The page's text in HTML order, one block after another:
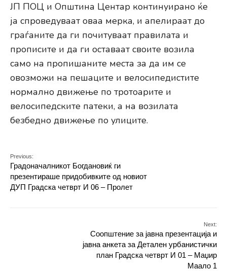
ЈП ПОЦ и Општина Центар континуирано ќе
ја спроведуваат оваа мерка, и апелираат до
граѓаните да ги почитуваат правилата и
прописите и да ги оставаат своите возила
само на пропишаните места за да им се
овозможи на пешаците и велосипедистите
нормално движење по тротоарите и
велосипедските патеки, а на возилата
безбедно движење по улиците.
Previous:
Градоначалникот Богдановиќ ги
презентираше придобивките од новиот
ДУП Градска четврт И 06 – Пролет
Next:
Соопштение за јавна презентација и
јавна анкета за Детален урбанистички
план Градска четврт И 01 – Маџир
Маало 1